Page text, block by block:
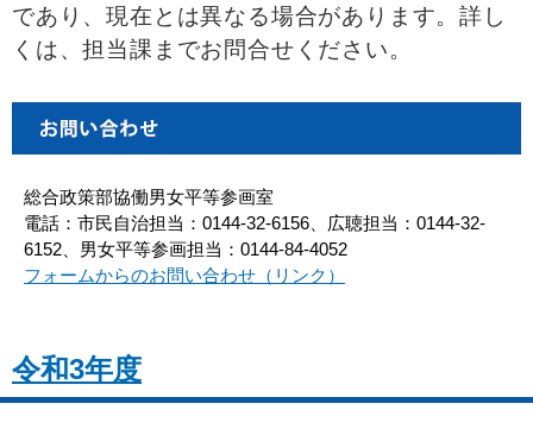
であり、現在とは異なる場合があります。詳し
くは、担当課までお問合せください。
総合政策部協働男女平等参画室
電話：市民自治担当：0144-32-6156、広聴担当：0144-32-
6152、男女平等参画担当：0144-84-4052
フォームからのお問い合わせ（リンク）
令和3年度